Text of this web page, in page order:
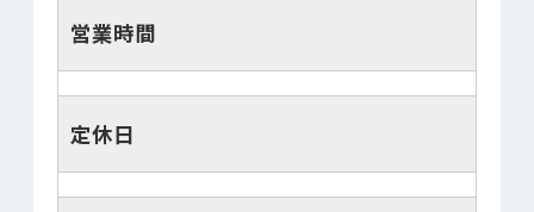
営業時間
定休日